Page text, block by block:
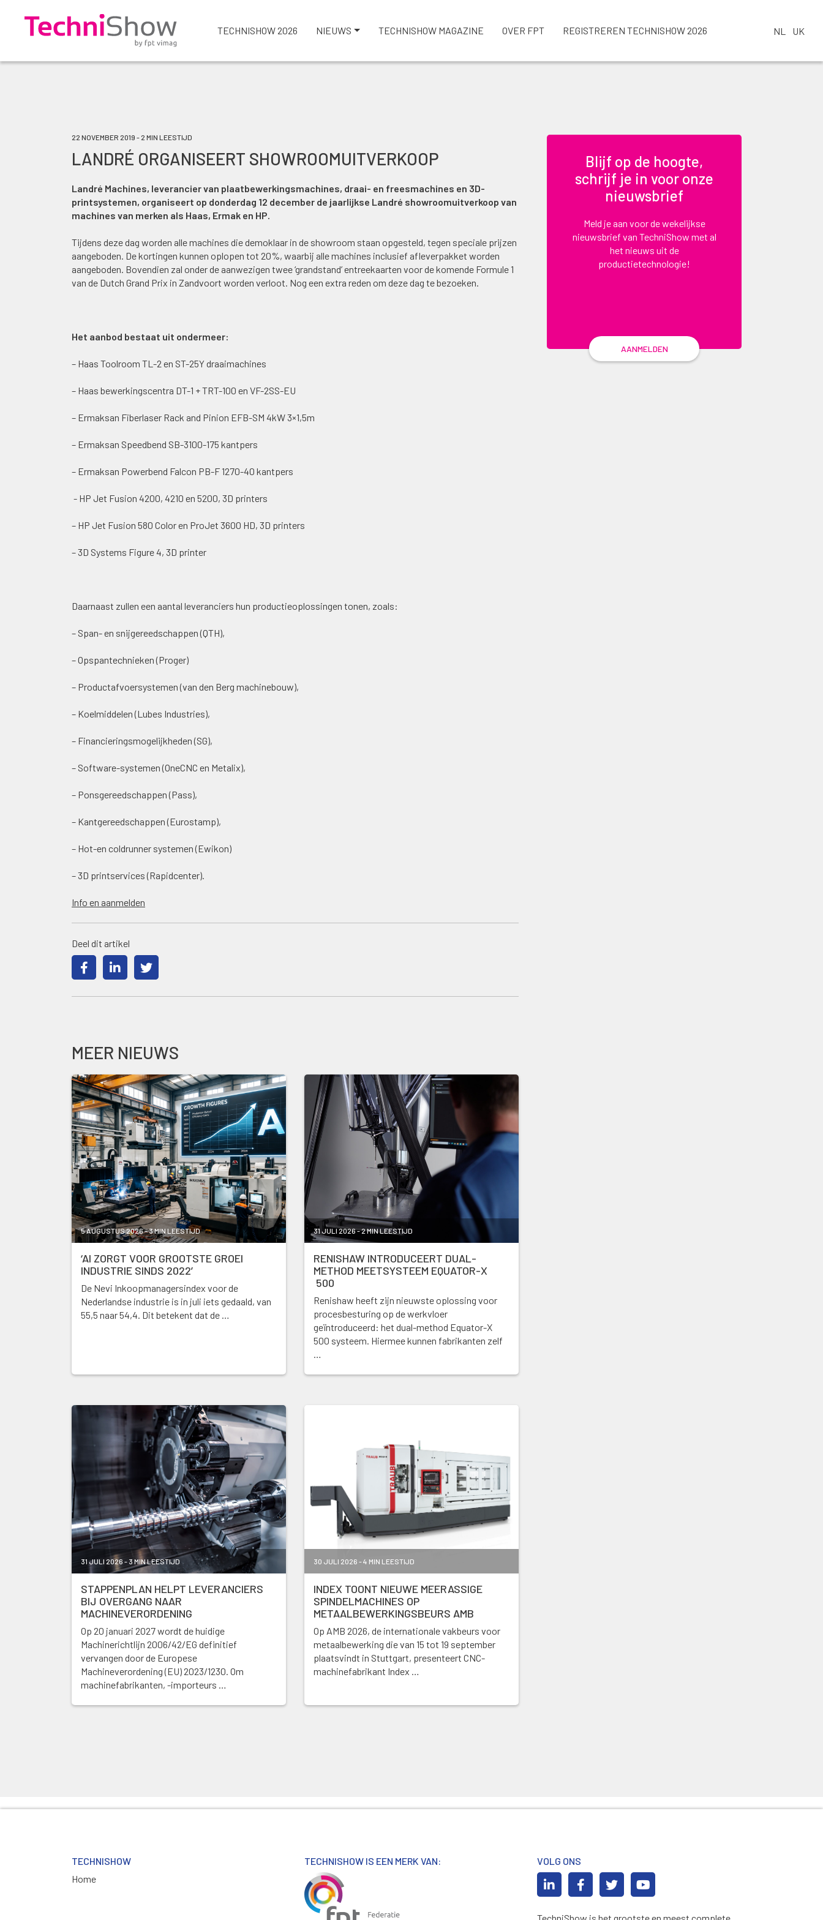
TECHNISHOW 2026 NIEUWS TECHNISHOW MAGAZINE OVER FPT REGISTREREN TECHNISHOW 2026 NL UK
22 NOVEMBER 2019 - 2 MIN LEESTIJD
LANDRÉ ORGANISEERT SHOWROOMUITVERKOOP
Landré Machines, leverancier van plaatbewerkingsmachines, draai- en freesmachines en 3D-
printsystemen, organiseert op donderdag 12 december de jaarlijkse Landré showroomuitverkoop van
machines van merken als Haas, Ermak en HP.
Tijdens deze dag worden alle machines die demoklaar in de showroom staan opgesteld, tegen speciale prijzen
aangeboden. De kortingen kunnen oplopen tot 20%, waarbij alle machines inclusief afleverpakket worden
aangeboden. Bovendien zal onder de aanwezigen twee ‘grandstand’ entreekaarten voor de komende Formule 1
van de Dutch Grand Prix in Zandvoort worden verloot. Nog een extra reden om deze dag te bezoeken.
Het aanbod bestaat uit ondermeer:
– Haas Toolroom TL-2 en ST-25Y draaimachines
– Haas bewerkingscentra DT-1 + TRT-100 en VF-2SS-EU
– Ermaksan Fiberlaser Rack and Pinion EFB-SM 4kW 3×1,5m
– Ermaksan Speedbend SB-3100-175 kantpers
– Ermaksan Powerbend Falcon PB-F 1270-40 kantpers
- HP Jet Fusion 4200, 4210 en 5200, 3D printers
– HP Jet Fusion 580 Color en ProJet 3600 HD, 3D printers
– 3D Systems Figure 4, 3D printer
Daarnaast zullen een aantal leveranciers hun productieoplossingen tonen, zoals:
– Span- en snijgereedschappen (QTH),
– Opspantechnieken (Proger)
– Productafvoersystemen (van den Berg machinebouw),
– Koelmiddelen (Lubes Industries),
– Financieringsmogelijkheden (SG),
– Software-systemen (OneCNC en Metalix),
– Ponsgereedschappen (Pass),
– Kantgereedschappen (Eurostamp),
– Hot-en coldrunner systemen (Ewikon)
– 3D printservices (Rapidcenter).
Info en aanmelden
Deel dit artikel
MEER NIEUWS
5 AUGUSTUS 2026 - 3 MIN LEESTIJD
‘AI ZORGT VOOR GROOTSTE GROEI
INDUSTRIE SINDS 2022’
De Nevi Inkoopmanagersindex voor de
Nederlandse industrie is in juli iets gedaald, van
55,5 naar 54,4. Dit betekent dat de …
31 JULI 2026 - 2 MIN LEESTIJD
RENISHAW INTRODUCEERT DUAL-
METHOD MEETSYSTEEM EQUATOR-X
500
Renishaw heeft zijn nieuwste oplossing voor
procesbesturing op de werkvloer
geïntroduceerd: het dual-method Equator-X
500 systeem. Hiermee kunnen fabrikanten zelf
…
31 JULI 2026 - 3 MIN LEESTIJD
STAPPENPLAN HELPT LEVERANCIERS
BIJ OVERGANG NAAR
MACHINEVERORDENING
Op 20 januari 2027 wordt de huidige
Machinerichtlijn 2006/42/EG definitief
vervangen door de Europese
Machineverordening (EU) 2023/1230. Om
machinefabrikanten, -importeurs …
30 JULI 2026 - 4 MIN LEESTIJD
INDEX TOONT NIEUWE MEERASSIGE
SPINDELMACHINES OP
METAALBEWERKINGSBEURS AMB
Op AMB 2026, de internationale vakbeurs voor
metaalbewerking die van 15 tot 19 september
plaatsvindt in Stuttgart, presenteert CNC-
machinefabrikant Index …
Blijf op de hoogte,
schrijf je in voor onze
nieuwsbrief
Meld je aan voor de wekelijkse
nieuwsbrief van TechniShow met al
het nieuws uit de
productietechnologie!
AANMELDEN
TECHNISHOW
Home
TECHNISHOW IS EEN MERK VAN: VOLG ONS